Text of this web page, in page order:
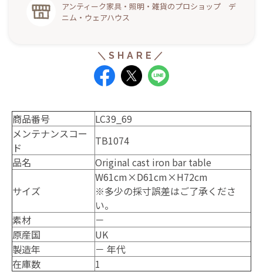
アンティーク家具・照明・雑貨のプロショップ デ
ニム・ウェアハウス
商品番号
LC39_69
メンテナンスコー
ド
TB1074
品名
Original cast iron bar table
サイズ
W61cm×D61cm×H72cm
※多少の採寸誤差はご了承くださ
い。
素材
－
原産国
UK
製造年
－ 年代
在庫数
1